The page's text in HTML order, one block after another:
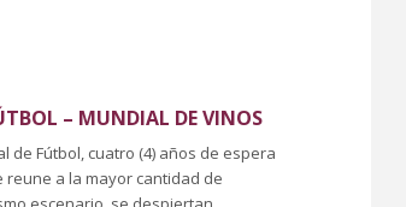
– MUNDIAL DE VINOS
de Fútbol, cuatro (4) años de espera
a la mayor cantidad de